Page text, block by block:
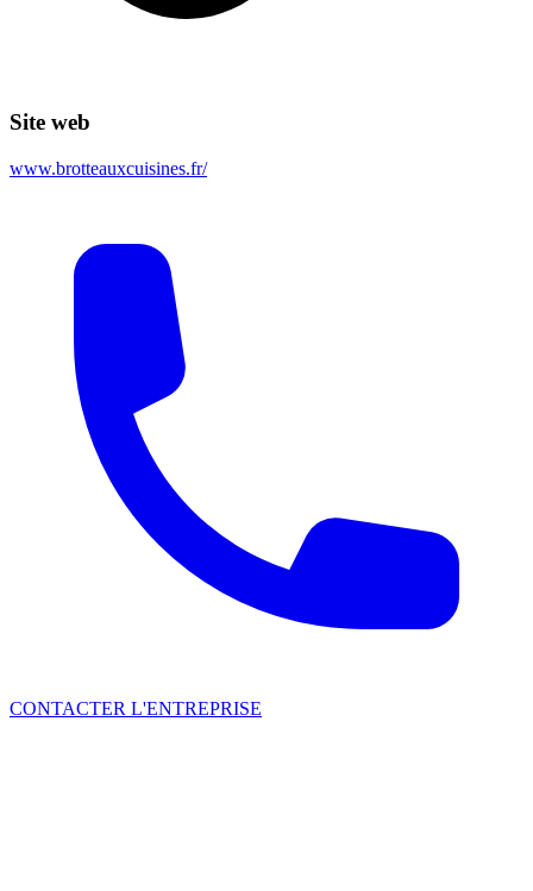
Site web
www.brotteauxcuisines.fr/
CONTACTER L'ENTREPRISE